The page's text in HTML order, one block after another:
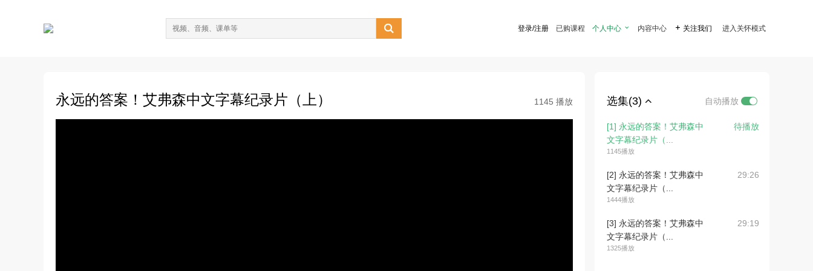
 登录/注册 已购课程 个人中心  内容中心  关注我们 进入关怀模式
永远的答案！艾弗森中文字幕纪录片（上） 1145 播放 选集(3) 自动播放
[1] 永远的答案！艾弗森中
文字幕纪录片（...
1145播放
待播放
[2] 永远的答案！艾弗森中
文字幕纪录片（...
1444播放
29:26
[3] 永远的答案！艾弗森中
文字幕纪录片（...
1325播放
29:19